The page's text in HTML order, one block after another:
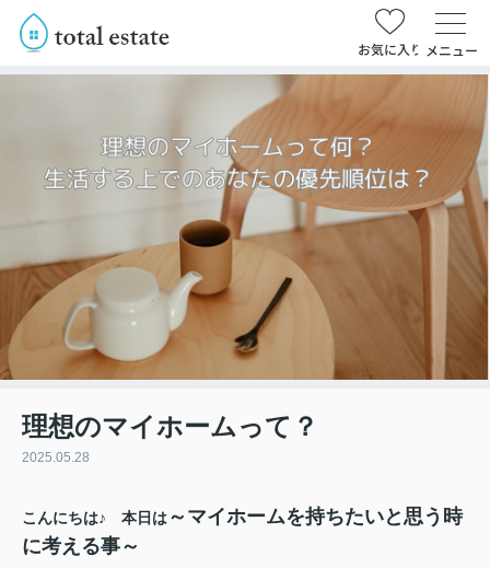
お気に入り メニュー
理想のマイホームって？
2025.05.28
こんにちは♪ 本日は～マイホームを持ちたいと思う時
に考える事～